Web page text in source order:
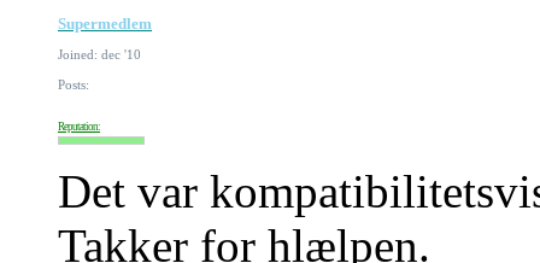
Supermedlem
Joined: dec '10
Posts:
Reputation:
Det var
Takker for hlælpen.